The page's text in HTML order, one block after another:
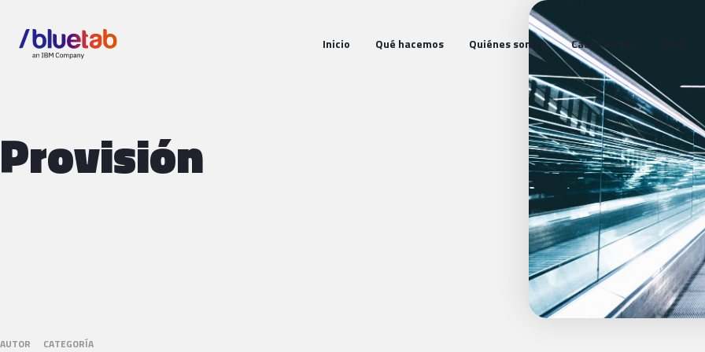
Inicio Qué hacemos Quiénes somos Casos de uso
Provisión
AUTOR CATEGORÍA